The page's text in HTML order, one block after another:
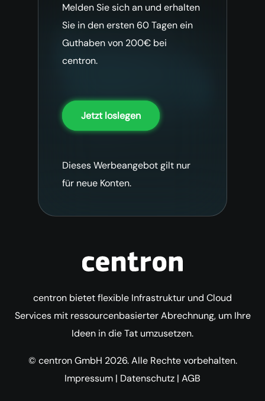
Melden Sie sich an und erhalten
Sie in den ersten 60 Tagen ein
Guthaben von 200€ bei
centron.
Jetzt loslegen
Dieses Werbeangebot gilt nur
für neue Konten.
centron bietet flexible Infrastruktur und Cloud
Services mit ressourcenbasierter Abrechnung, um Ihre
Ideen in die Tat umzusetzen.
© centron GmbH 2026. Alle Rechte vorbehalten.
Impressum | Datenschutz | AGB